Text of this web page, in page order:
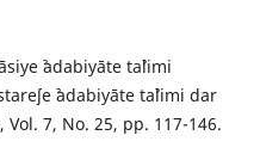
ˀadabiyāte taˀlimi
ˀadabiyāte taˀlimi dar
Vol. 7, No. 25, pp. 117-146.